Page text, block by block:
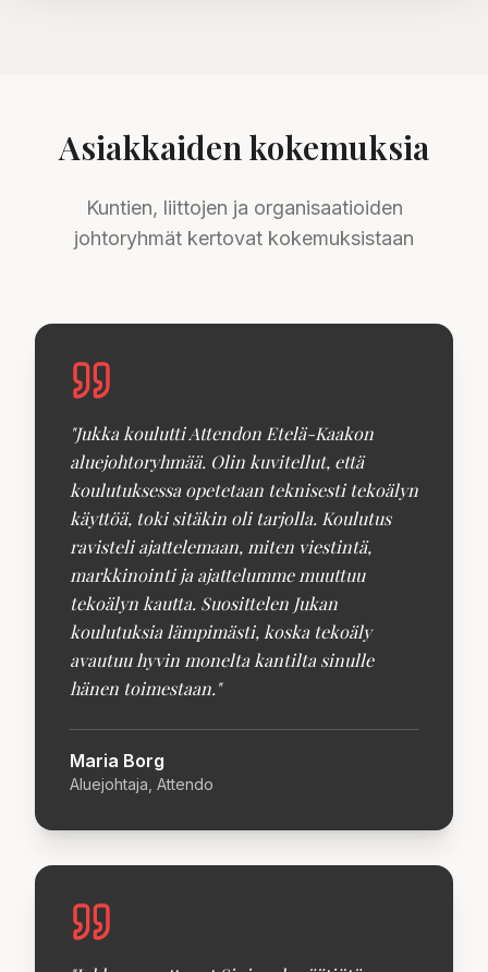
Asiakkaiden kokemuksia
Kuntien, liittojen ja organisaatioiden
johtoryhmät kertovat kokemuksistaan
"Jukka koulutti Attendon Etelä-Kaakon
aluejohtoryhmää. Olin kuvitellut, että
koulutuksessa opetetaan teknisesti tekoälyn
käyttöä, toki sitäkin oli tarjolla. Koulutus
ravisteli ajattelemaan, miten viestintä,
markkinointi ja ajattelumme muuttuu
tekoälyn kautta. Suosittelen Jukan
koulutuksia lämpimästi, koska tekoäly
avautuu hyvin monelta kantilta sinulle
hänen toimestaan."
Maria Borg
Aluejohtaja, Attendo